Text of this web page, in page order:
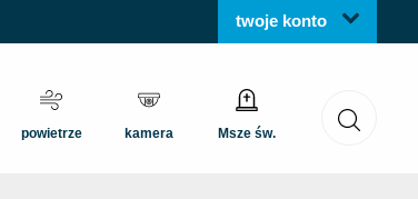
twoje konto
powietrze kamera Msze św.